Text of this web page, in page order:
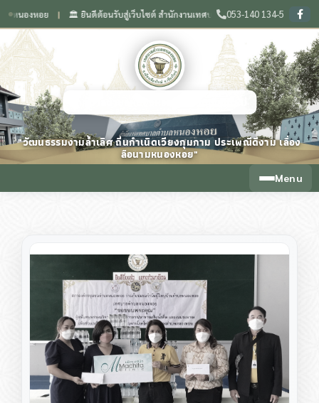
อย ❙ 🏛️ ยินดีต้อนรับสู่เว็บไซต์ สำนักงานเทศบาลตำบลหนองหอย จังหวัดเชียงใหม่
053-140 134-5
"วัฒนธรรมงามล้ำเลิศ ถิ่นกำเนิดเวียงกุมกาม ประเพณีดีงาม เลื่อง
ลือนามหนองหอย"
Menu